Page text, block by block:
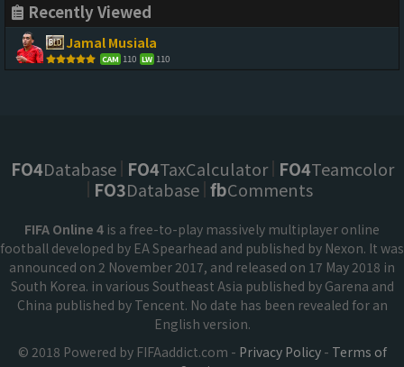
Recently Viewed
Jamal Musiala
CAM 110 LW 110
FO4Database FO4TaxCalculator FO4Teamcolor
FO3Database fbComments
FIFA Online 4 is a free-to-play massively multiplayer online
football developed by EA Spearhead and published by Nexon. It was
announced on 2 November 2017, and released on 17 May 2018 in
South Korea. in various Southeast Asia published by Garena and
China published by Tencent. No date has been revealed for an
English version.
© 2018 Powered by FIFAaddict.com - Privacy Policy- Terms of